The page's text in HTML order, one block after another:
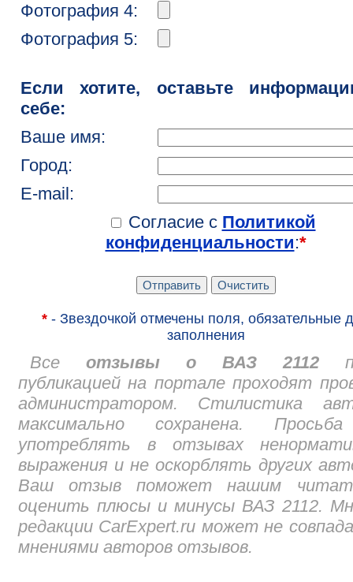
Фотография 4:
Фотография 5:
Если хотите, оставьте
себе:
Ваше имя:
Город:
E-mail:
Согласие с Политикой
конфиденциальности:*
*- Звездочкой отмечены поля, обязательные
заполнения
Все отзывы о ВАЗ 2112
публикацией на портале проходят
администратором. Стилистика
максимально сохранена.
употреблять в отзывах
выражения и не оскорблять других
Ваш отзыв поможет нашим
оценить плюсы и минусы ВАЗ 2112.
редакции CarExpert.ru может не
мнениями авторов отзывов.